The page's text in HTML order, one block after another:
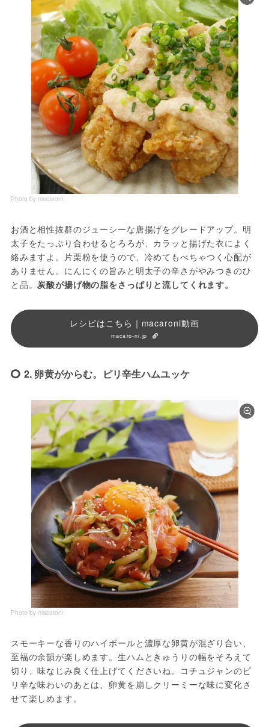
Photo by macaroni
お酒と相性抜群のジューシーな唐揚げをグレードアップ。明
太子をたっぷり合わせるとろろが、カラッと揚げた衣によく
絡みますよ。片栗粉を使うので、冷めてもべちゃつく心配が
ありません。にんにくの旨みと明太子の辛さがやみつきのひ
と品。炭酸が揚げ物の脂をさっぱりと流してくれます。
レシピはこちら｜macaroni動画
macaro-ni.jp
2. 卵黄がからむ。ピリ辛生ハムユッケ
Photo by macaroni
スモーキーな香りのハイボールと濃厚な卵黄が混ざり合い、
至福の余韻が楽しめます。生ハムときゅうりの幅をそろえて
切り、味なじみ良く仕上げてくださいね。コチュジャンのピ
リ辛な味わいのあとは、卵黄を崩しクリーミーな味に変化さ
せて楽しめます。